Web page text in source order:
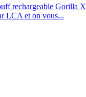
rechargeable Gorilla
LCA et on vous...